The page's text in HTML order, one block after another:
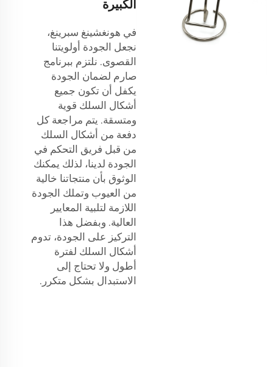
الكبيرة
في هونغشينغ سبرينغ،
نجعل الجودة أولويتنا
القصوى. نلتزم ببرنامج
صارم لضمان الجودة
يكفل أن تكون جميع
أشكال السلك قوية
ومتسقة. يتم مراجعة كل
دفعة من أشكال السلك
من قبل فريق التحكم في
الجودة لدينا، لذلك يمكنك
الوثوق بأن منتجاتنا خالية
من العيوب وتملك الجودة
اللازمة لتلبية المعايير
العالية. وبفضل هذا
التركيز على الجودة، تدوم
أشكال السلك لفترة
أطول ولا تحتاج إلى
الاستبدال بشكل متكرر.